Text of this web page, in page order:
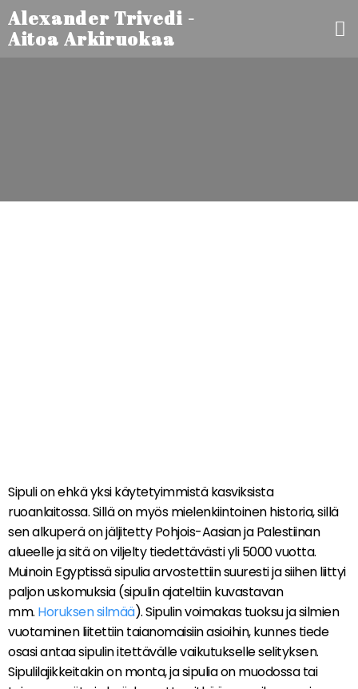
Alexander Trivedi -
Aitoa Arkiruokaa
Sipuli on ehkä yksi käytetyimmistä kasviksista
ruoanlaitossa. Sillä on myös mielenkiintoinen historia, sillä
sen alkuperä on jäljitetty Pohjois-Aasian ja Palestiinan
alueelle ja sitä on viljelty tiedettävästi yli 5000 vuotta.
Muinoin Egyptissä sipulia arvostettiin suuresti ja siihen liittyi
paljon uskomuksia (sipulin ajateltiin kuvastavan
mm. Horuksen silmää). Sipulin voimakas tuoksu ja silmien
vuotaminen liitettiin taianomaisiin asioihin, kunnes tiede
osasi antaa sipulin itettävälle vaikutukselle selityksen.
Sipulilajikkeitakin on monta, ja sipulia on muodossa tai